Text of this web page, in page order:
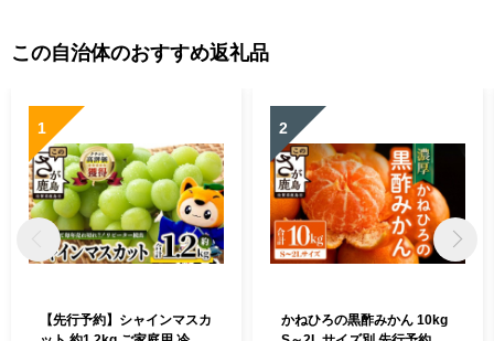
この自治体のおすすめ返礼品
1
【先行予約】シャインマスカ
2
かねひろの黒酢みかん 10kg